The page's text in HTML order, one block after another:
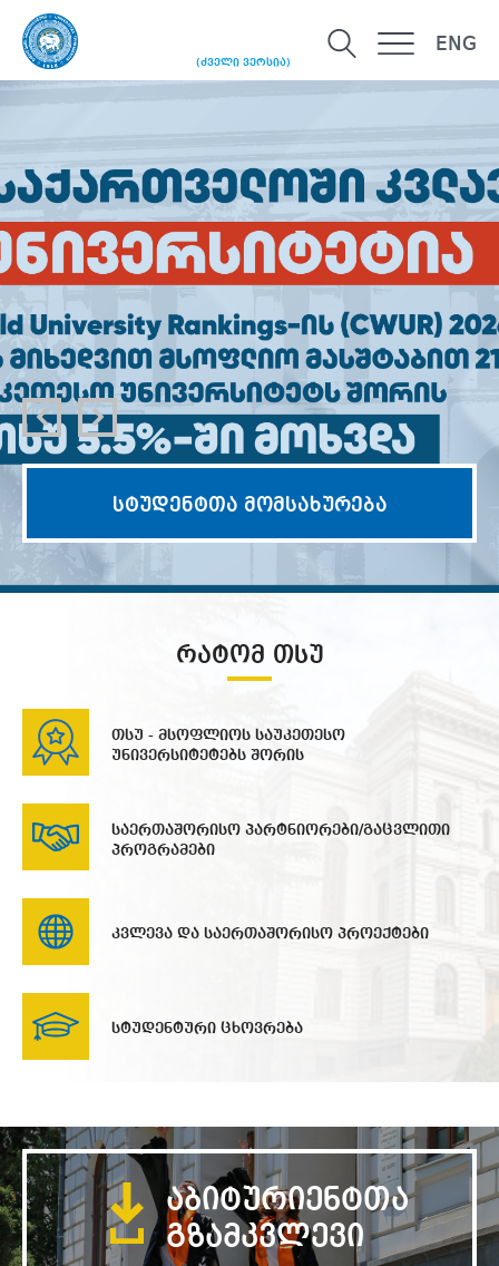
(ძველი ვერსია)
ENG
ᲚᲘᲓᲔᲠᲘ
სტუდენტთა მომსახურება
ᲠᲐᲢᲝᲛ ᲗᲡᲣ
თსუ - მსოფლიოს საუკეთესო
უნივერსიტეტებს შორის
საერთაშორისო პარტნიორები/გაცვლითი
პროგრამები
კვლევა და საერთაშორისო პროექტები
სტუდენტური ცხოვრება
აბიტურიენტთა
გზამკვლევი